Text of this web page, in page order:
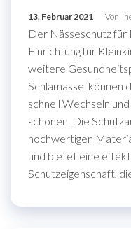
13. Februar 2021 Von
Der Nässeschutz
Einrichtung für
weitere
Schlamassel können
schnell Wechseln
schonen. Die
hochwertigen
und bietet eine
Schutzeigenschaft,